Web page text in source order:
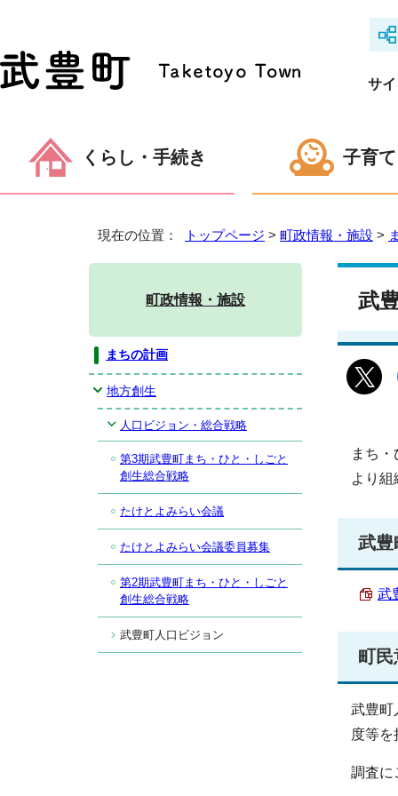
サ
くらし・手続き 子育
現在の位置： トップページ > 町政情報・施設 >
武
まち
より
武豊
武
町
武豊町
度等
調査に
町政情報・施設
まちの計画
地方創生
人口ビジョン・総合戦略
第3期武豊町まち・ひと・しごと
創生総合戦略
たけとよみらい会議
たけとよみらい会議委員募集
第2期武豊町まち・ひと・しごと
創生総合戦略
武豊町人口ビジョン